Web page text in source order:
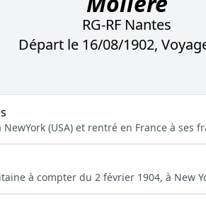
RG-RF Nantes
Départ le 16/08/1902,
(USA) et rentré en France à ses
à compter du 2 février 1904, à New